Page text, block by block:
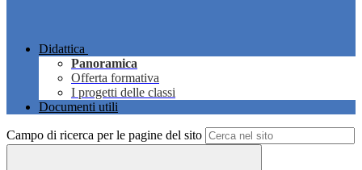
Didattica
Panoramica
Offerta formativa
I progetti delle classi
Documenti utili
Campo di ricerca per le pagine del sito